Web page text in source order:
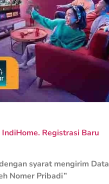
Registrasi Baru
syarat mengirim Data
Nomer Pribadi”